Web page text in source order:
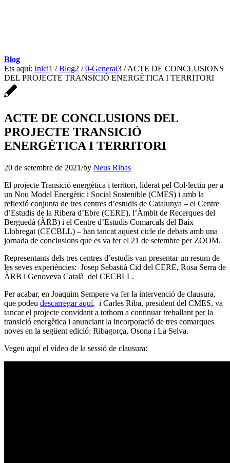
Blog
Ets aquí: Inici1 / Blog2 / 0-General3 / ACTE DE CONCLUSIONS
DEL PROJECTE TRANSICIÓ ENERGÈTICA I TERRITORI
ACTE DE CONCLUSIONS DEL
PROJECTE TRANSICIÓ
ENERGÈTICA I TERRITORI
20 de setembre de 2021/by Neus Ribas
El projecte Transició energètica i territori, liderat pel Col·lectiu per a
un Nou Model Energètic i Social Sostenible (CMES) i amb la
reflexió conjunta de tres centres d’estudis de Catalunya – el Centre
d’Estudis de la Ribera d’Ebre (CERE), l’Àmbit de Recerques del
Berguedà (ÀRB) i el Centre d’Estudis Comarcals del Baix
Llobregat (CECBLL) – han tancat aquest cicle de debats amb una
jornada de conclusions que es va fer el 21 de setembre per ZOOM.
Representants dels tres centres d’estudis van presentar un resum de
les seves experiències: Josep Sebastià Cid del CERE, Rosa Serra de
ÀRB i Genoveva Català del CECBLL.
Per acabar, en Joaquim Sempere va fer la intervenció de clausura,
que podeu descarregar aquí, i Carles Riba, president del CMES, va
tancar el projecte convidant a tothom a continuar treballant per la
transició energètica i anunciant la incorporació de tres comarques
noves en la següent edició: Ribagorça, Osona i La Selva.
Vegeu aquí el vídeo de la sessió de clausura: